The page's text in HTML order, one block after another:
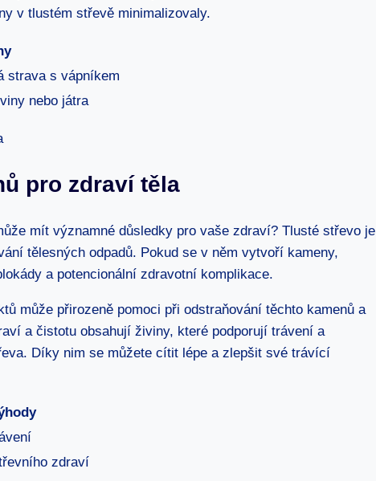
v tlustém střevě minimalizovaly.
strava s vápníkem
nebo játra
pro zdraví těla
mít významné důsledky pro vaše zdraví? Tlusté střevo je
tělesných odpadů. Pokud se v něm vytvoří kameny,
a potencionální zdravotní komplikace.
může přirozeně pomoci při odstraňování těchto kamenů a
a čistotu obsahují živiny, které podporují trávení a
Díky nim se můžete cítit lépe a zlepšit své trávící
zdraví